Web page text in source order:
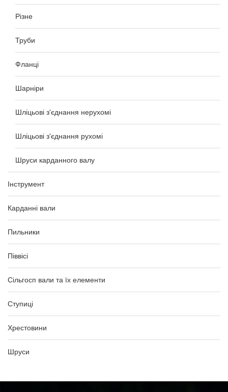
Різне
Труби
Фланці
Шарніри
Шліцьові з'єднання нерухомі
Шліцьові з'єднання рухомі
Шруси карданного валу
Інструмент
Карданні вали
Пильники
Піввісі
Сільгосп вали та їх елементи
Ступиці
Хрестовини
Шруси